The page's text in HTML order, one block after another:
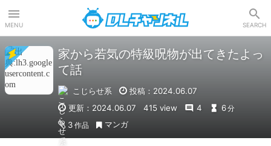
MENU SEARCH
家から若気の特級呪物が出てきたよっ
て話
こじらせ系
投稿：2024.06.07
更新：2024.06.07
415 view 4 6分
3 作品 マンガ